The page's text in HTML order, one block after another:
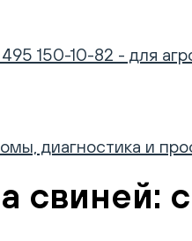
150-10-82 - для
диагностика и
свиней: